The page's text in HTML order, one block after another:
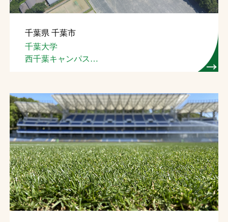
千葉県 千葉市
千葉大学
西千葉キャンパス